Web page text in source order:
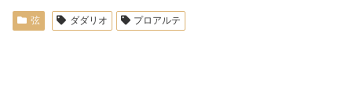
弦 ダダリオ プロアルテ